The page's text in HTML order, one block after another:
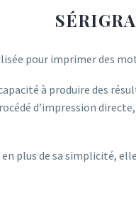
pour imprimer des
à produire des
d’impression
plus de sa